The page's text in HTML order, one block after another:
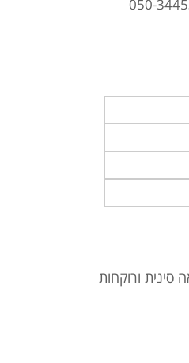
סינית ורוקחות